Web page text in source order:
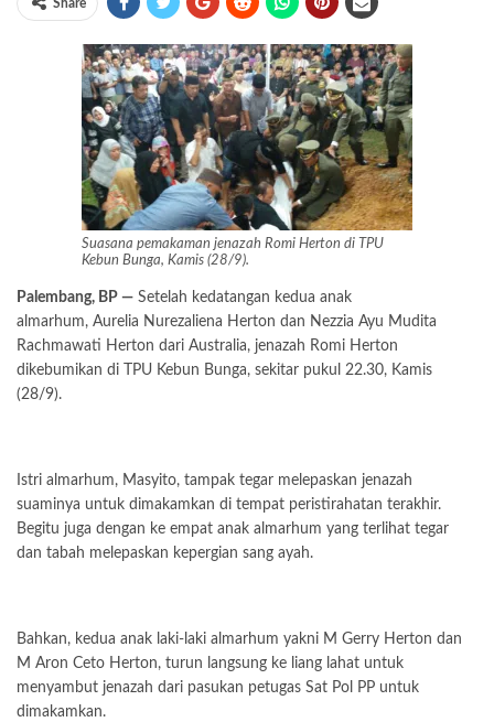
Share
Suasana pemakaman jenazah Romi Herton di TPU
Kebun Bunga, Kamis (28/9).
Palembang, BP — Setelah kedatangan kedua anak
almarhum, Aurelia Nurezaliena Herton dan Nezzia Ayu Mudita
Rachmawati Herton dari Australia, jenazah Romi Herton
dikebumikan di TPU Kebun Bunga, sekitar pukul 22.30, Kamis
(28/9).
Istri almarhum, Masyito, tampak tegar melepaskan jenazah
suaminya untuk dimakamkan di tempat peristirahatan terakhir.
Begitu juga dengan ke empat anak almarhum yang terlihat tegar
dan tabah melepaskan kepergian sang ayah.
Bahkan, kedua anak laki-laki almarhum yakni M Gerry Herton dan
M Aron Ceto Herton, turun langsung ke liang lahat untuk
menyambut jenazah dari pasukan petugas Sat Pol PP untuk
dimakamkan.